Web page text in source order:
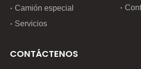
Camión especial
Servicios
CONTÁCTENOS